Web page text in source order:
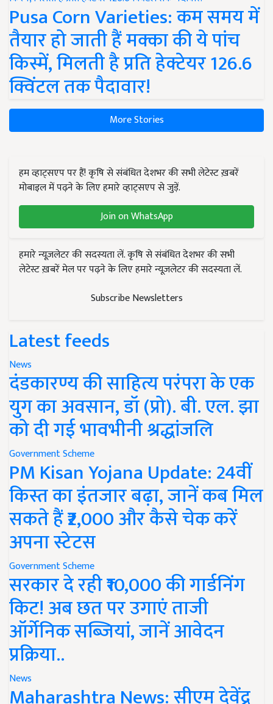
Pusa Corn Varieties: कम समय में
तैयार हो जाती हैं मक्का की ये पांच
किस्में, मिलती है प्रति हेक्टेयर 126.6
क्विंटल तक पैदावार!
More Stories
हम व्हाट्सएप पर हैं! कृषि से संबंधित देशभर की सभी लेटेस्ट ख़बरें
मोबाइल में पढ़ने के लिए हमारे व्हाट्सएप से जुड़ें.
Join on WhatsApp
हमारे न्यूज़लेटर की सदस्यता लें. कृषि से संबंधित देशभर की सभी
लेटेस्ट ख़बरें मेल पर पढ़ने के लिए हमारे न्यूज़लेटर की सदस्यता लें.
Subscribe Newsletters
Latest feeds
News
दंडकारण्य की साहित्य परंपरा के एक
युग का अवसान, डॉ (प्रो). बी. एल. झा
को दी गई भावभीनी श्रद्धांजलि
Government Scheme
PM Kisan Yojana Update: 24वीं
किस्त का इंतजार बढ़ा, जानें कब मिल
सकते हैं ₹2,000 और कैसे चेक करें
अपना स्टेटस
Government Scheme
सरकार दे रही ₹10,000 की गार्डनिंग
किट! अब छत पर उगाएं ताजी
ऑर्गेनिक सब्जियां, जानें आवेदन
प्रक्रिया..
News
Maharashtra News: सीएम देवेंद्र